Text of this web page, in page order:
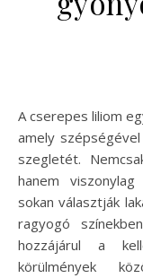
A cserepes liliom egy igazán különleges és elegáns növény,
amely
szegletét.
hanem
sokan választják
ragyogó
hozzájárul a
körülmények